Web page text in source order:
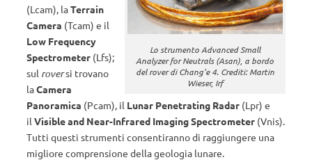
Lo strumento Advanced Small
Analyzer for Neutrals (Asan), a bordo
del rover di Chang’e 4. Crediti: Martin
Wieser, Irf
(Lcam), laTerrain
Camera (Tcam) e il
Low Frequency
Spectrometer (Lfs);
sul roversi trovano
laCamera
Panoramica (Pcam), il Lunar Penetrating Radar (Lpr) e
il Visible and Near-Infrared Imaging Spectrometer (Vnis).
Tutti questi strumenti consentiranno di raggiungere una
migliore comprensione della geologia lunare.